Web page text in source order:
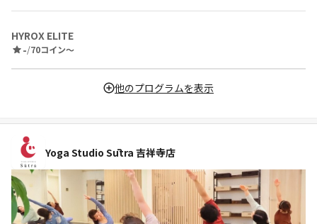
HYROX ELITE
-/70コイン〜
他のプログラムを表示
Yoga Studio Sūtra 吉祥寺店